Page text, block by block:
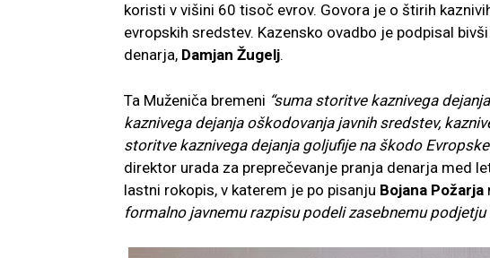
koristi v višini 60 tisoč evrov. Govora je o štirih
evropskih sredstev. Kazensko ovadbo je podpisal
denarja, Damjan Žugelj.
Ta Muženiča bremeni “suma storitve kaznivega
kaznivega dejanja oškodovanja javnih sredstev,
storitve kaznivega dejanja goljufije na škodo Evropske
direktor urada za preprečevanje pranja denarja med
lastni rokopis, v katerem je po pisanju Bojana Požarja
formalno javnemu razpisu podeli zasebnemu podjetju